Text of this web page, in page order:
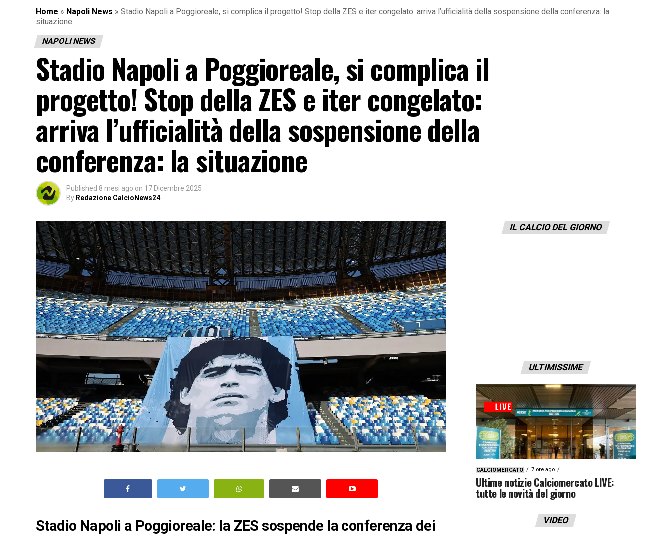
Home » Napoli News » Stadio Napoli a Poggioreale, si complica il progetto! Stop della ZES e iter congelato: arriva l’ufficialità della sospensione della conferenza: la
situazione
NAPOLI NEWS
Stadio Napoli a Poggioreale, si complica il
progetto! Stop della ZES e iter congelato:
arriva l’ufficialità della sospensione della
conferenza: la situazione
Published 8 mesi ago on 17 Dicembre 2025
By Redazione CalcioNews24
Stadio Napoli a Poggioreale: la ZES sospende la conferenza dei
IL CALCIO DEL GIORNO
ULTIMISSIME
CALCIOMERCATO 7 ore ago
Ultime notizie Calciomercato LIVE:
tutte le novità del giorno
VIDEO